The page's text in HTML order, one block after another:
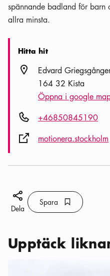
spännande badland för barn
allra minsta.
Hitta hit
Plats ikonEdvard
164 32 Kista
Öppna i google
Telefon ikon+46850845190
Extern ikonmotionera.stockholm
Dela ikon
Dela
Spara Bokmärke ikon
Spara
Upptäck
Få